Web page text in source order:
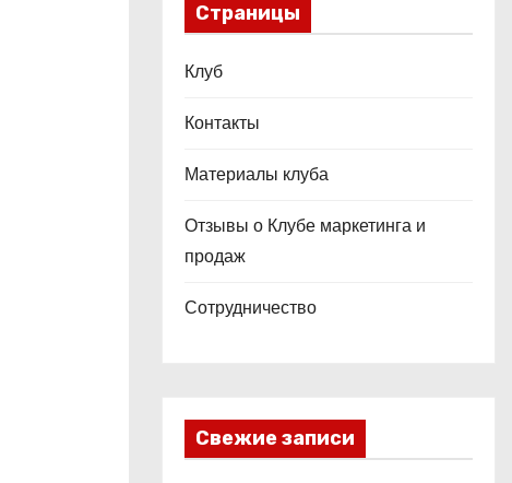
Страницы
Клуб
Контакты
Материалы клуба
Отзывы о Клубе маркетинга и
продаж
Сотрудничество
Свежие записи